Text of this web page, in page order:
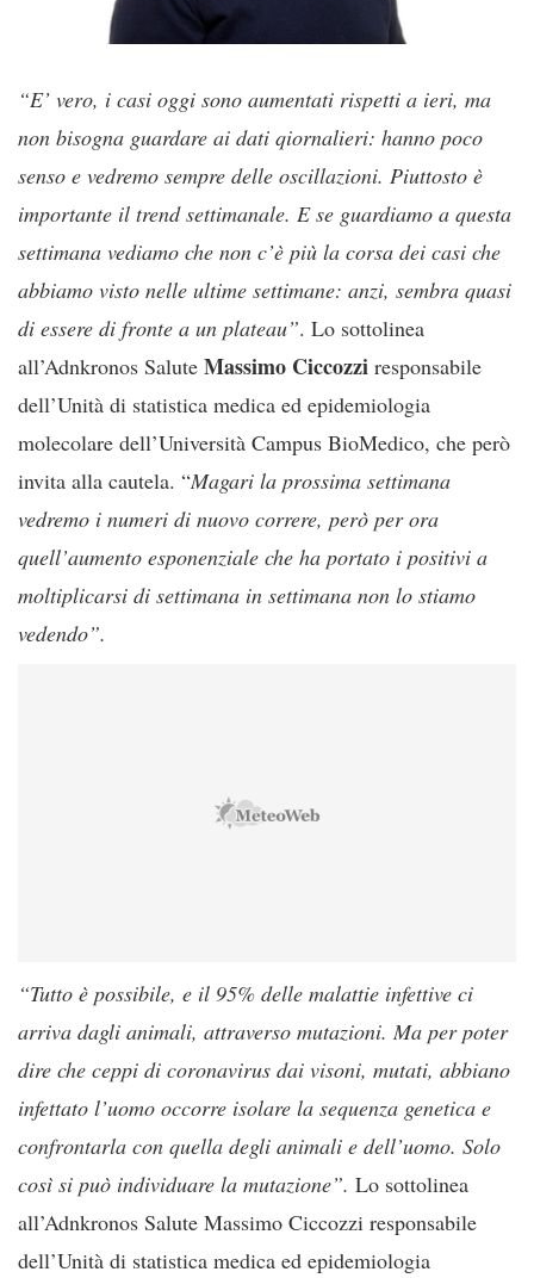
“E’ vero, i casi oggi sono aumentati rispetti a ieri, ma
non bisogna guardare ai dati qiornalieri: hanno poco
senso e vedremo sempre delle oscillazioni. Piuttosto è
importante il trend settimanale. E se guardiamo a questa
settimana vediamo che non c’è più la corsa dei casi che
abbiamo visto nelle ultime settimane: anzi, sembra quasi
di essere di fronte a un plateau”. Lo sottolinea
all’Adnkronos Salute Massimo Ciccozzi responsabile
dell’Unità di statistica medica ed epidemiologia
molecolare dell’Università Campus BioMedico, che però
invita alla cautela. “Magari la prossima settimana
vedremo i numeri di nuovo correre, però per ora
quell’aumento esponenziale che ha portato i positivi a
moltiplicarsi di settimana in settimana non lo stiamo
vedendo”.
“Tutto è possibile, e il 95% delle malattie infettive ci
arriva dagli animali, attraverso mutazioni. Ma per poter
dire che ceppi di coronavirus dai visoni, mutati, abbiano
infettato l’uomo occorre isolare la sequenza genetica e
confrontarla con quella degli animali e dell’uomo. Solo
così si può individuare la mutazione”. Lo sottolinea
all’Adnkronos Salute Massimo Ciccozzi responsabile
dell’Unità di statistica medica ed epidemiologia